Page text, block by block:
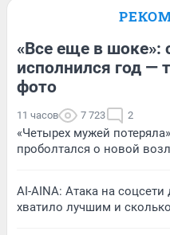
«Все еще в шоке»:
исполнился год —
фото
11 часов 7 723 2
«Четырех мужей
проболтался о новой
AI-AINA: Атака на
хватило лучшим и